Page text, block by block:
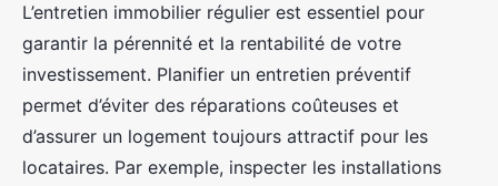
L’entretien immobilier régulier est essentiel pour
garantir la pérennité et la rentabilité de votre
investissement. Planifier un entretien préventif
permet d’éviter des réparations coûteuses et
d’assurer un logement toujours attractif pour les
locataires. Par exemple, inspecter les installations